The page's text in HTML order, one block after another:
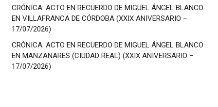
CRÓNICA: ACTO EN RECUERDO DE MIGUEL ÁNGEL BLANCO
EN VILLAFRANCA DE CÓRDOBA (XXIX ANIVERSARIO –
17/07/2026)
CRÓNICA: ACTO EN RECUERDO DE MIGUEL ÁNGEL BLANCO
EN MANZANARES (CIUDAD REAL) (XXIX ANIVERSARIO –
17/07/2026)